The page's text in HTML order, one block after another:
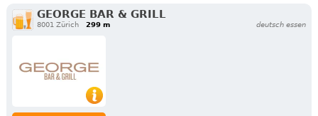
GEORGE BAR & GRILL
8001 Zürich 299 m deutsch essen